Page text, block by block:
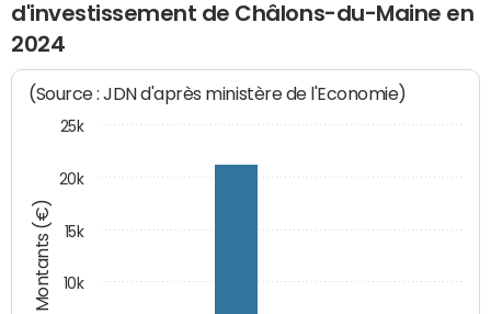
d'investissement de Châlons-du-Maine en
2024
Montants (€)
(Source : JDN d'après ministère de l'Economie)
10k
15k
20k
25k